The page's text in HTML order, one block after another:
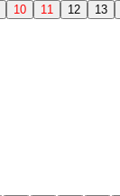
10 11 12 13